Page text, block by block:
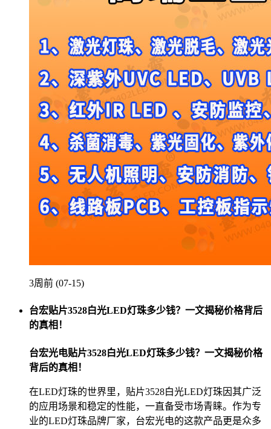
3周前 (07-15)
台宏贴片3528白光LED灯珠多少钱？一文揭秘价格背后
的真相！
台宏光电贴片3528白光LED灯珠多少钱？一文揭秘价格
背后的真相！
在LED灯珠的世界里，贴片3528白光LED灯珠因其广泛
的应用场景和稳定的性能，一直备受市场青睐。作为专
业的LED灯珠品牌厂家，台宏光电的这款产品更是众多